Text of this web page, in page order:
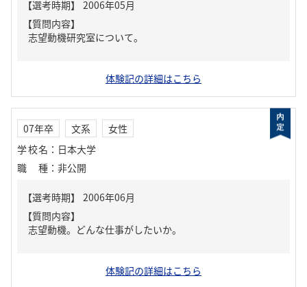
【質問内容】
志望動機研究室について。
体験記の詳細はこちら
07年卒 文系
女性
学校名 ： 日本大学
職種 ： 非公開
【質問内容】
志望動機。どんな仕事がしたいか。
体験記の詳細はこちら